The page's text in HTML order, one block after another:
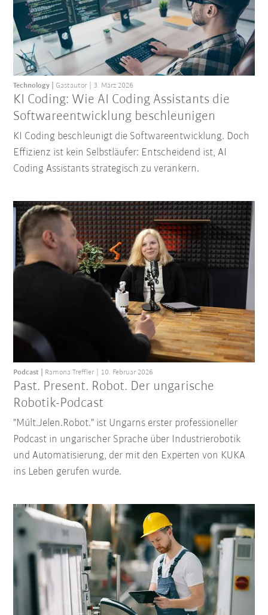
KI Coding: Wie AI Coding Assistants die
Softwareentwicklung beschleunigen
Technology Gastautor 3. März 2026
KI Coding beschleunigt die Softwareentwicklung. Doch
Effizienz ist kein Selbstläufer: Entscheidend ist, AI
Coding Assistants strategisch zu verankern.
Past. Present. Robot. Der ungarische
Robotik-Podcast
Podcast Ramona Treffler 10. Februar 2026
"Múlt.Jelen.Robot." ist Ungarns erster professioneller
Podcast in ungarischer Sprache über Industrierobotik
und Automatisierung, der mit den Experten von KUKA
ins Leben gerufen wurde.